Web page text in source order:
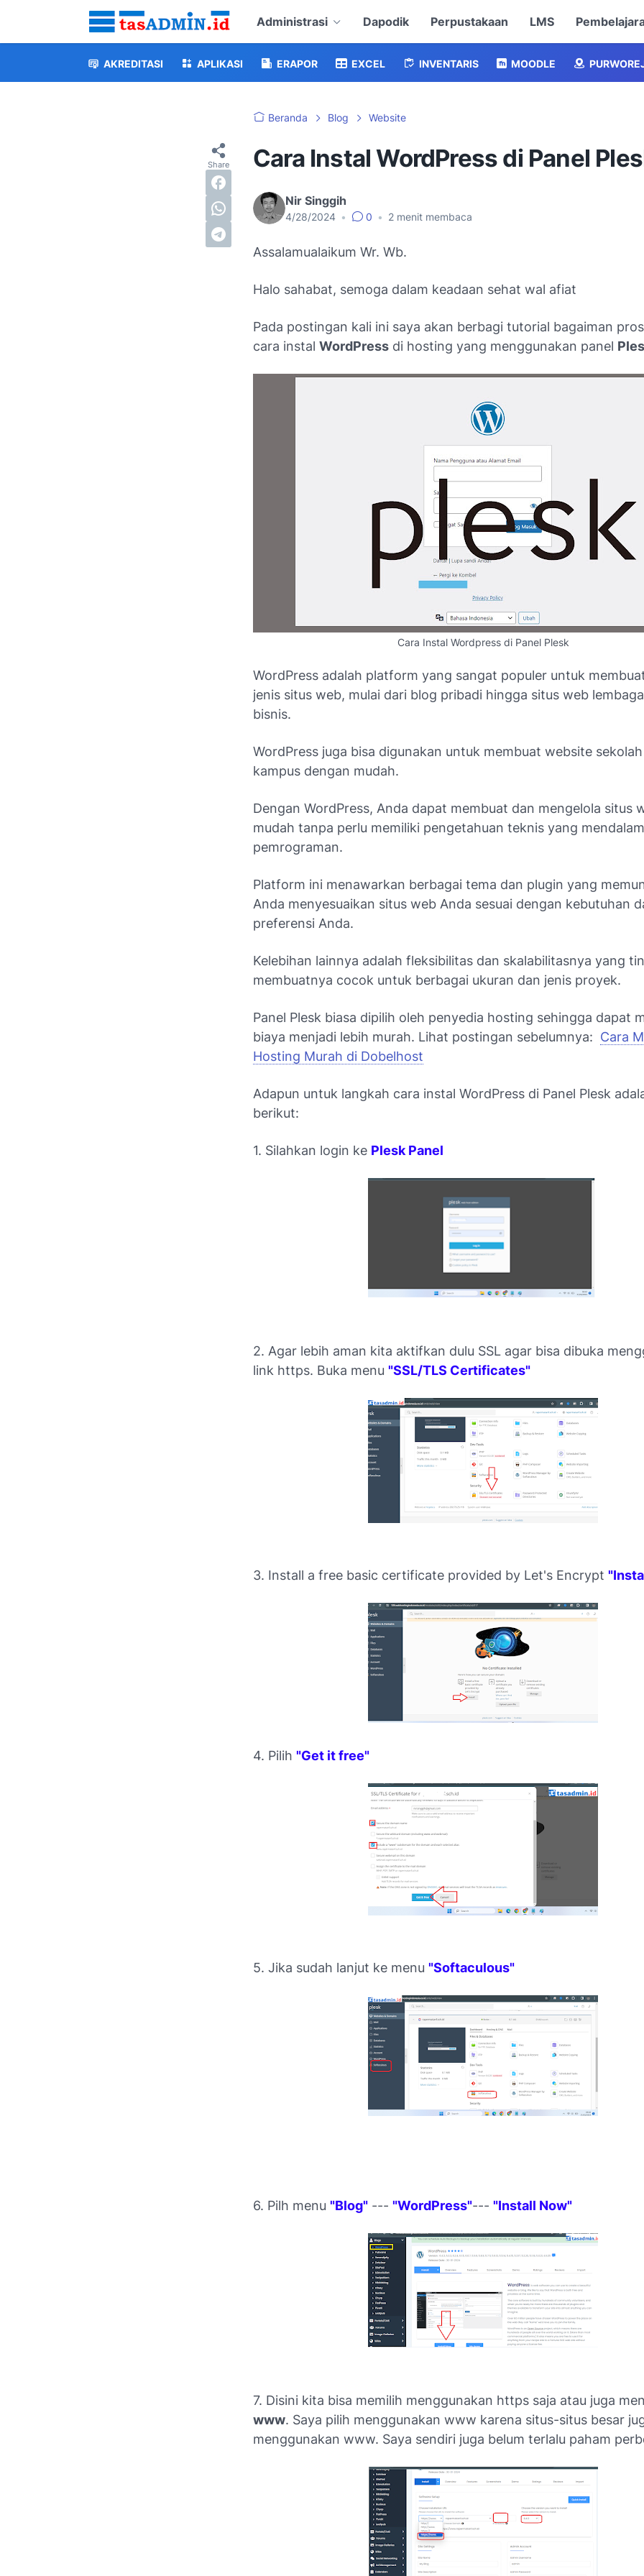
Administrasi Dapodik Perpustakaan LMS
AKREDITASI APLIKASI ERAPOR EXCEL INVENTARIS MOODLE
Beranda Blog Website
Cara Instal WordPress di Panel
Nir Singgih
4/28/2024 • 0 • 2 menit membaca
Assalamualaikum Wr. Wb.
Halo sahabat, semoga dalam keadaan sehat wal afiat
Pada postingan kali ini saya akan berbagi tutorial bagaiman
cara instal WordPress di hosting yang menggunakan panel
Cara Instal Wordpress di Panel Plesk
WordPress adalah platform yang sangat populer untuk
jenis situs web, mulai dari blog pribadi hingga situs web
bisnis.
WordPress juga bisa digunakan untuk membuat website
kampus dengan mudah.
Dengan WordPress, Anda dapat membuat dan mengelola situs
mudah tanpa perlu memiliki pengetahuan teknis yang
pemrograman.
Platform ini menawarkan berbagai tema dan plugin yang
Anda menyesuaikan situs web Anda sesuai dengan kebutuhan
preferensi Anda.
Kelebihan lainnya adalah fleksibilitas dan skalabilitasnya yang
membuatnya cocok untuk berbagai ukuran dan jenis proyek.
Panel Plesk biasa dipilih oleh penyedia hosting sehingga dapat
biaya menjadi lebih murah. Lihat postingan sebelumnya: Cara
Hosting Murah di Dobelhost
Adapun untuk langkah cara instal WordPress di Panel Plesk
berikut:
1. Silahkan login ke Plesk Panel
2. Agar lebih aman kita aktifkan dulu SSL agar bisa dibuka
link https. Buka menu "SSL/TLS Certificates"
3. Install a free basic certificate provided by Let's Encrypt
4. Pilih "Get it free"
5. Jika sudah lanjut ke menu "Softaculous"
6. Pilh menu "Blog" --- "WordPress"--- "Install Now"
7. Disini kita bisa memilih menggunakan https saja atau juga
www. Saya pilih menggunakan www karena situs-situs besar
menggunakan www. Saya sendiri juga belum terlalu paham